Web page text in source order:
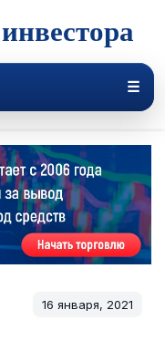
☰
16 января, 2021